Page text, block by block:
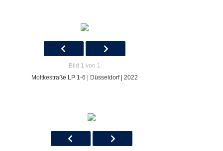
Bild 1 von 1
Moltkestraße LP 1-6 | Düsseldorf | 2022